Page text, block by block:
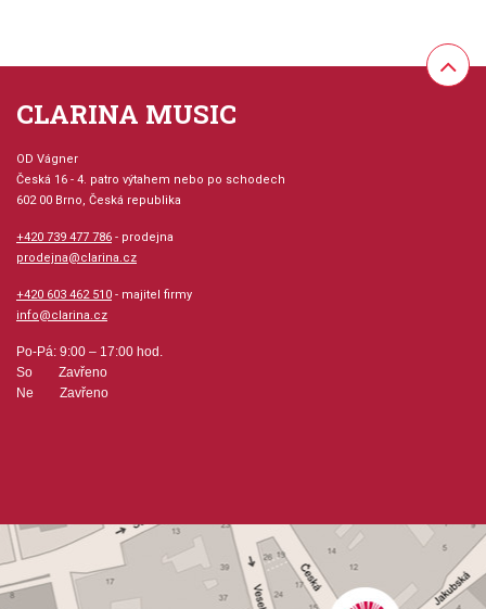
CLARINA MUSIC
OD Vágner
Česká 16 - 4. patro výtahem nebo po schodech
602 00 Brno, Česká republika
+420 739 477 786 - prodejna
prodejna@clarina.cz
+420 603 462 510 - majitel firmy
info@clarina.cz
Po-Pá: 9:00 – 17:00 hod.
So Zavřeno
Ne Zavřeno